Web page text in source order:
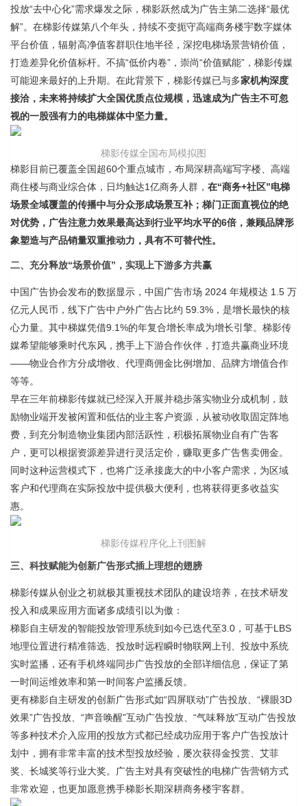
投放“去中心化”需求爆发之际，梯影跃然成为广告主第二选择“最优
解”。在梯影传媒第八个年头，持续不变扼守高端商务楼宇数字媒体
平台价值，辐射高净值客群职住地半径，深挖电梯场景营销价值，
打造差异化价值标杆。不搞“低价内卷”，崇尚“价值赋能”，梯影传媒
可能迎来最好的上升期。在此背景下，梯影传媒已与多家机构深度
接洽，未来将持续扩大全国优质点位规模，迅速成为广告主不可忽
视的一股强有力的电梯媒体中坚力量。
梯影传媒全国布局模拟图
梯影目前已覆盖全国超60个重点城市，布局深耕高端写字楼、高端
商住楼与商业综合体，日均触达1亿商务人群， 在“商务+社区”电梯
场景全域覆盖的传播中与分众形成场景互补；梯门正面直视位的绝
对优势，广告注意力效果最高达到行业平均水平的6倍，兼顾品牌形
象塑造与产品销量双重推动力，具有不可替代性。
二、充分释放“场景价值”，实现上下游多方共赢
中国广告协会发布的数据显示，中国广告市场 2024 年规模达 1.5 万
亿元人民币，线下广告中户外广告占比约 59.3%，是增长最快的核
心力量。其中梯媒凭借9.1%的年复合增长率成为增长引擎。梯影传
媒希望能够乘时代东风，携手上下游合作伙伴，打造共赢商业环境
——物业合作方分成增收、代理商佣金比例增加、品牌方增值合作
等等。
早在三年前梯影传媒就已经深入开展并稳步落实物业分成机制，鼓
励物业端开发被闲置和低估的业主客户资源，从被动收取固定阵地
费，到充分制造物业集团内部活跃性，积极拓展物业自有广告客
户，更可以根据资源差异进行灵活定价，赚取更多广告售卖佣金。
同时这种运营模式下，也将广泛承接庞大的中小客户需求，为区域
客户和代理商在实际投放中提供极大便利，也将获得更多收益实
惠。
梯影传媒程序化上刊图解
三、科技赋能为创新广告形式插上理想的翅膀
梯影传媒从创业之初就极其重视技术团队的建设培养，在技术研发
投入和成果应用方面诸多成绩引以为傲：
梯影自主研发的智能投放管理系统到如今已迭代至3.0，可基于LBS
地理位置进行精准筛选、投放时远程瞬时物联网上刊、投放中系统
实时监播，还有手机终端同步广告投放的全部详细信息，保证了第
一时间运维效率和第一时间客户监播反馈。
更有梯影自主研发的创新广告形式如“四屏联动”广告投放、“裸眼3D
效果”广告投放、“声音唤醒”互动广告投放、“气味释放”互动广告投放
等多种技术介入应用的投放方式都已经成功应用于客户广告投放计
划中，拥有非常丰富的技术型投放经验，屡次获得金投赏、艾菲
奖、长城奖等行业大奖。广告主对具有突破性的电梯广告营销方式
非常欢迎，也更加愿意携手梯影长期深耕商务楼宇客群。